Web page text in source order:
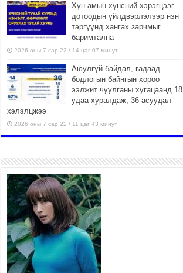
Хүн амын хүнсний хэрэгцээг
дотоодын үйлдвэрлэлээр нэн
тэргүүнд хангах зарчмыг
баримтална
2026 оны 7 сар 22 / 14 цаг 07 минут
Аюулгүй байдал, гадаад
бодлогын байнгын хороо
ээлжит чуулганы хугацаанд 18
удаа хуралдаж, 36 асуудал
хэлэлцжээ
2026 оны 7 сар 22 / 11 цаг 43 минут
боломжтой-Хүүхэд хөгжүүлэх
төв” байгуулах төсөлд төр,
хувийн хэвшлийн түншлэлийн хүрээнд хамтран
ажиллахыг урьж байна
2026 оны 7 сар 22 / 9 цаг 28 минут
Б.Пүрэвдагва: “Урт цагаан”-ыг
залуучууд чөлөөт цагаа
өнгөрүүлдэг, жуулчид зорьж
ирдэг цэг болгоно
2026 оны 7 сар 21 / 16 цаг 47 минут